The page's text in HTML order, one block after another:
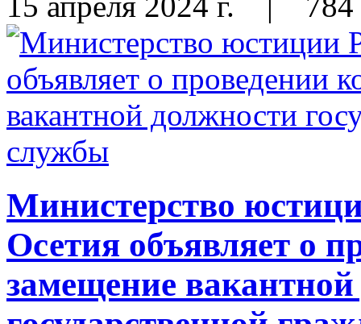
Министерство
Осетия объявляет о
замещение